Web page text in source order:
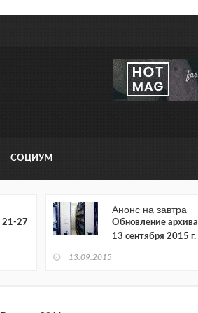
СОЦИУМ
21-27
Анонс на завтра
Обновление архива
13 сентября 2015 г.
13.09.2015